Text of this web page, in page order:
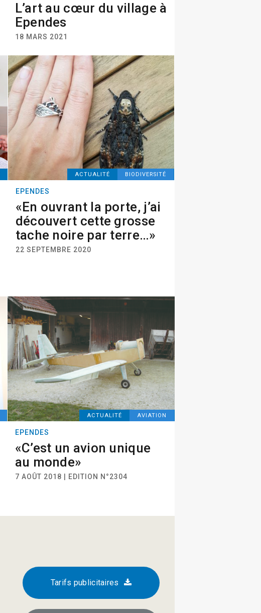
L’art au cœur du village à
Ependes
18 MARS 2021
ACTUALITÉ BIODIVERSITÉ
EPENDES
«En ouvrant la porte, j’ai
découvert cette grosse
tache noire par terre…»
22 SEPTEMBRE 2020
ACTUALITÉ AVIATION
EPENDES
«C’est un avion unique
au monde»
7 AOÛT 2018 | EDITION N°2304
Tarifs publicitaires